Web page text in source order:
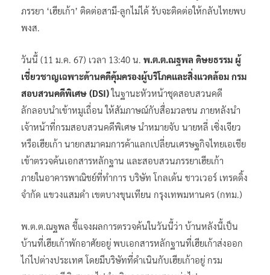
ภรรยา ‘เฮียเก้า’ ติดต่อสามี-ลูกไม่ได้ รับจะติดต่อให้กลับไทยพบ
พงส.
วันนี้ (11 ม.ค. 67) เวลา 13:40 น. พ.ต.ต.ณฐพล ดิษยธรรม ผู้
เชี่ยวชาญเฉพาะด้านคดีคุ้มครองผู้บริโภคและสิ่งแวดล้อม กรม
สอบสวนคดีพิเศษ (DSI)ในฐานะหัวหน้าชุดสอบสวนคดี
ลักลอบนำเข้าหมูเถื่อน ให้สัมภาษณ์กับสื่อมวลชน ภายหลังนำ
เจ้าหน้าที่กรมสอบสวนคดีพิเศษ นำหมายจับ นายหลี่ เซิ่งเจียว
หรือเฮียเก้า นายกสมาคมการค้าแลกเปลี่ยนเศรษฐกิจไทยเอเชีย
เข้าตรวจค้นเอกสารหลักฐาน และสอบสวนภรรยาเฮียเก้า
ภายในอาคารพาณิชย์ที่ทำการ บริษัท โกลเด้น ชาวเวอร์ เทรดดิ้ง
จำกัด แขวงแสมดำ เขตบางขุนเทียน กรุงเทพมหานคร (กทม.)
พ.ต.ต.ณฐพล ชี้แจงผลการตรวจค้นในวันนี้ว่า บ้านหลังนี้เป็น
บ้านที่เฮียเก้าพักอาศัยอยู่ พบเอกสารหลักฐานที่เฮียเก้าส่งออก
ไก่ไปต่างประเทศ โดยมีบริษัทที่ดำเนินกับเฮียเก้าอยู่ กรม